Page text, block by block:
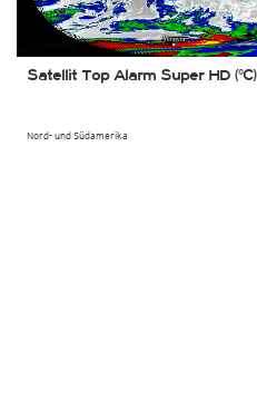
Nord- und Südamerika
Satellit Top Alarm Super HD (°C)